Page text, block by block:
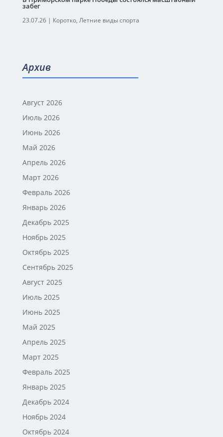
забег
23.07.26| Коротко, Летние виды спорта
Архив
Август 2026
Июль 2026
Июнь 2026
Май 2026
Апрель 2026
Март 2026
Февраль 2026
Январь 2026
Декабрь 2025
Ноябрь 2025
Октябрь 2025
Сентябрь 2025
Август 2025
Июль 2025
Июнь 2025
Май 2025
Апрель 2025
Март 2025
Февраль 2025
Январь 2025
Декабрь 2024
Ноябрь 2024
Октябрь 2024